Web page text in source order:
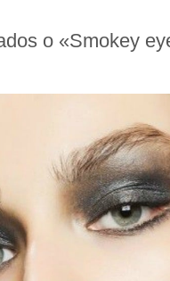
o «Smokey